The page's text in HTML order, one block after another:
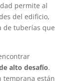
permite al
del edificio,
de tuberías que
alto desafío.
temprana están